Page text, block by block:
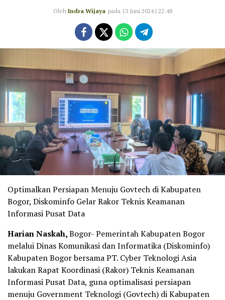
Oleh Indra Wijaya pada 13 Juni 2024 | 22:48
Optimalkan Persiapan Menuju Govtech di Kabupaten
Bogor, Diskominfo Gelar Rakor Teknis Keamanan
Informasi Pusat Data
Harian Naskah,Bogor- Pemerintah Kabupaten Bogor
melalui Dinas Komunikasi dan Informatika (Diskominfo)
Kabupaten Bogor bersama PT. Cyber Teknologi Asia
lakukan Rapat Koordinasi (Rakor) Teknis Keamanan
Informasi Pusat Data, guna optimalisasi persiapan
menuju Government Teknologi (Govtech) di Kabupaten